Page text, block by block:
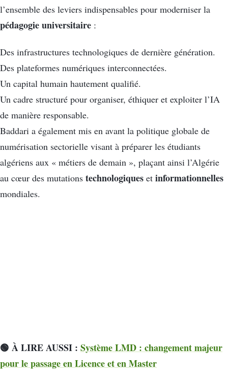
l’ensemble des leviers indispensables pour moderniser la
pédagogie universitaire :
Des infrastructures technologiques de dernière génération.
Des plateformes numériques interconnectées.
Un capital humain hautement qualifié.
Un cadre structuré pour organiser, éthiquer et exploiter l’IA
de manière responsable.
Baddari a également mis en avant la politique globale de
numérisation sectorielle visant à préparer les étudiants
algériens aux « métiers de demain », plaçant ainsi l’Algérie
au cœur des mutations technologiques et informationnelles
mondiales.
🟢 À LIRE AUSSI : Système LMD : changement majeur
pour le passage en Licence et en Master